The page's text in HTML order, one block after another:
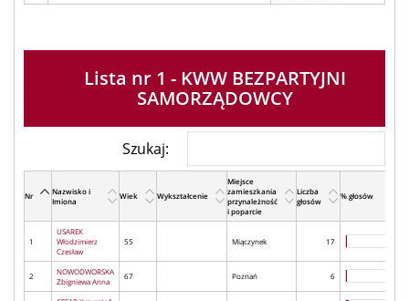
Lista nr 1 - KWW BEZPARTYJNI
SAMORZĄDOWCY
Szukaj:
Nr
Nazwisko i
Imiona
Wiek Wykształcenie
Miejsce
zamieszkania
przynależność
i poparcie
Liczba
głosów
% głosów
1
USAREK
Włodzimierz
Czesław
55 Miączynek 17
2
NOWODWORSKA
Zbigniewa Anna
67 Poznań 6